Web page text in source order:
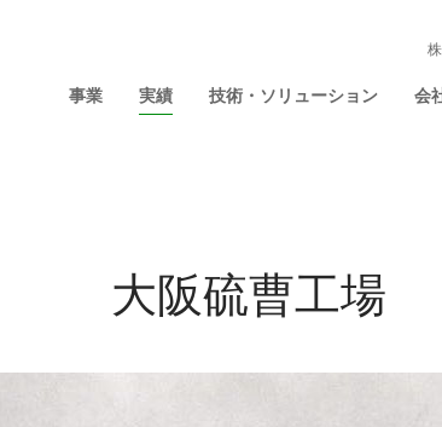
事業 実績 技術・ソリューション 会
大阪硫曹工場